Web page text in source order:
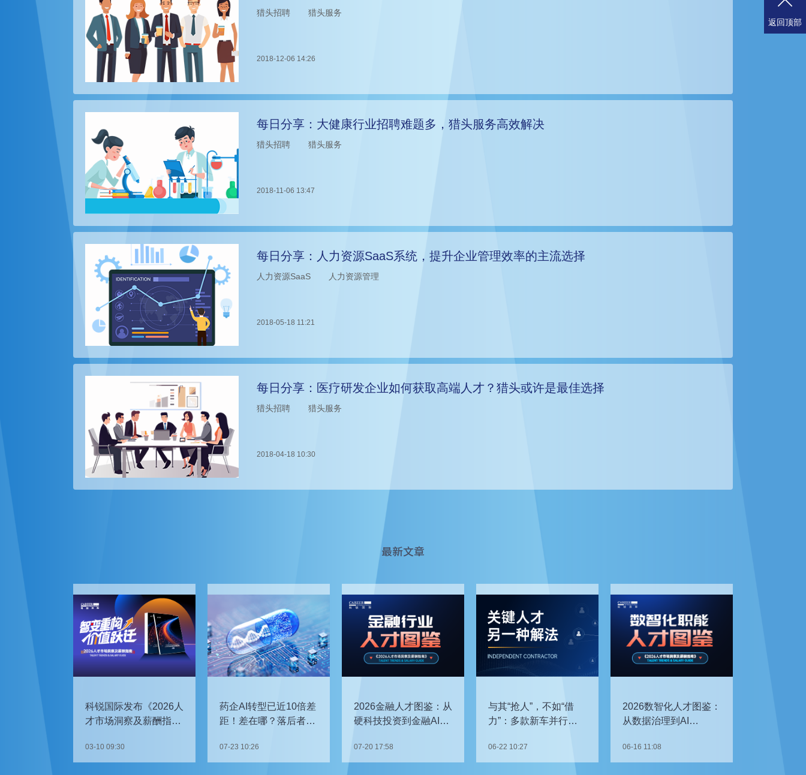
猎头招聘 猎头服务
2018-12-06 14:26
每日分享：大健康行业招聘难题多，猎头服务高效解决
猎头招聘 猎头服务
2018-11-06 13:47
每日分享：人力资源SaaS系统，提升企业管理效率的主流选择
人力资源SaaS 人力资源管理
2018-05-18 11:21
每日分享：医疗研发企业如何获取高端人才？猎头或许是最佳选择
猎头招聘 猎头服务
2018-04-18 10:30
最新文章
科锐国际发布《2026人
才市场洞察及薪酬指
03-10 09:30
药企AI转型已近10倍差
距！差在哪？落后者该
07-23 10:26
2026金融人才图鉴：从
硬科技投资到金融AI，
单？
07-20 17:58
与其“抢人”，不如“借
力”：多款新车并行开
关键人才？
06-22 10:27
2026数智化人才图鉴：
从数据治理到AI
06-16 11:08
返回顶部